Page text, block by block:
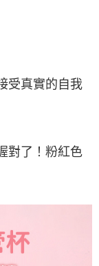
受真實的自我
對了！粉紅色